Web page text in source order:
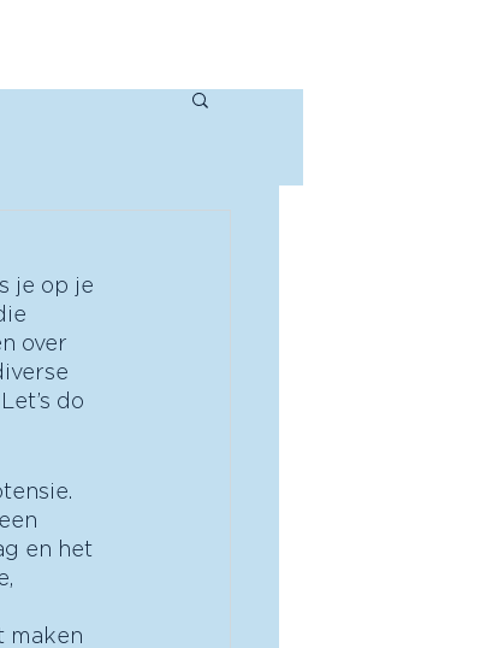
je op je
over
do
en het
maken